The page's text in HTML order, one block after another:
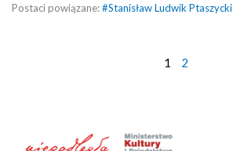
Postaci powiązane:#Stanisław Ludwik Ptaszycki
1 2